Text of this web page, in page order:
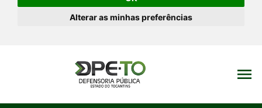
Alterar as minhas preferências
menu